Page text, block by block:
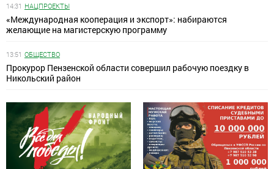
14:31 НАЦПРОЕКТЫ
«Международная кооперация и экспорт»: набираются
желающие на магистерскую программу
13:51 ОБЩЕСТВО
Прокурор Пензенской области совершил рабочую поездку в
Никольский район